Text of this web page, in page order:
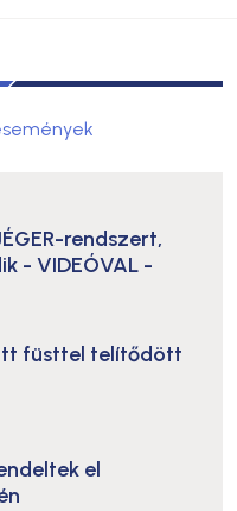
rendszert,
- VIDEÓVAL -
füsttel telítődött
el